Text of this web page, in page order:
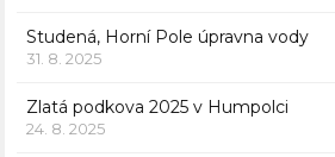
Studená, Horní Pole úpravna vody
31. 8. 2025
Zlatá podkova 2025 v Humpolci
24. 8. 2025